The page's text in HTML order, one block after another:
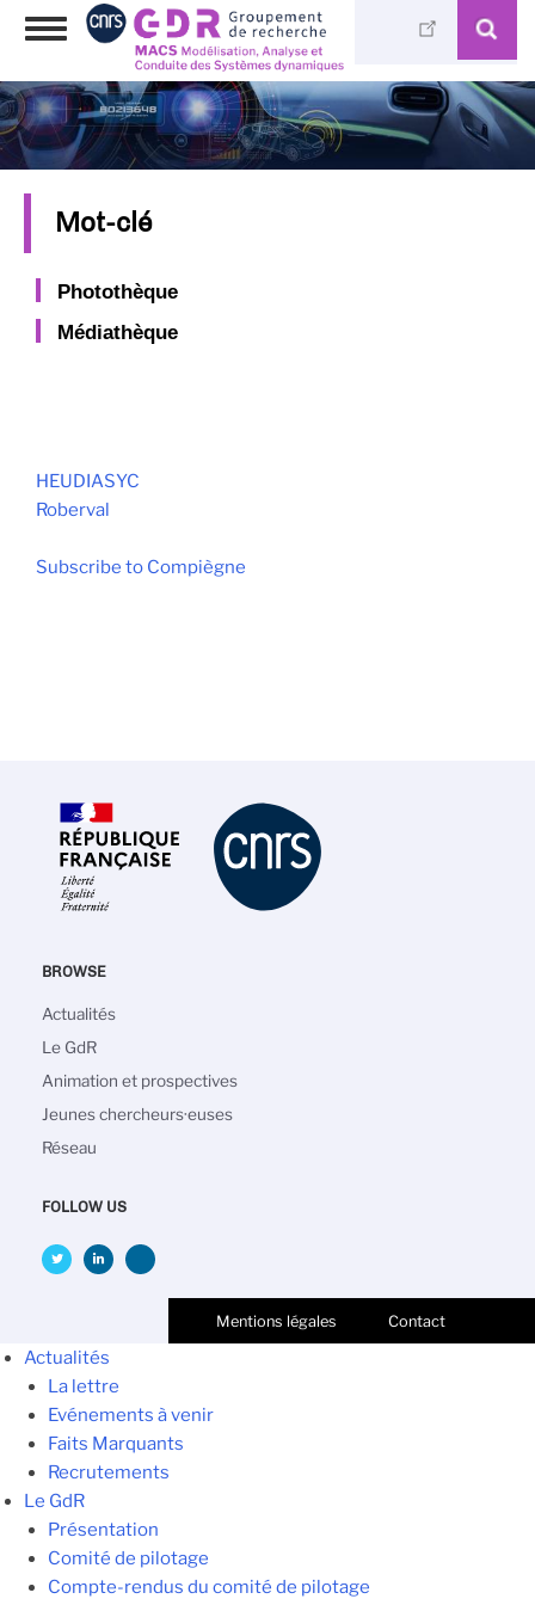
Skip
content
Toggle
Mot-clé
Photothèque
Médiathèque
HEUDIASYC
Roberval
Subscribe to Compiègne
BROWSE
Main
navigation
Actualités
Le GdR
Animation et prospectives
Jeunes chercheurs·euses
Réseau
FOLLOW US
Mentions légales Contact
Actualités
La lettre
Evénements à venir
Faits Marquants
Recrutements
Le GdR
Présentation
Comité de pilotage
Compte-rendus du comité de pilotage